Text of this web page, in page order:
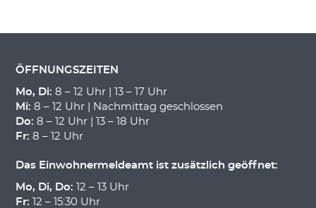
ÖFFNUNGSZEITEN
Mo, Di: 8 – 12 Uhr | 13 – 17 Uhr
Mi: 8 – 12 Uhr | Nachmittag geschlossen
Do: 8 – 12 Uhr | 13 – 18 Uhr
Fr: 8 – 12 Uhr
Das Einwohnermeldeamt ist zusätzlich geöffnet:
Mo, Di, Do: 12 – 13 Uhr
Fr: 12 – 15:30 Uhr